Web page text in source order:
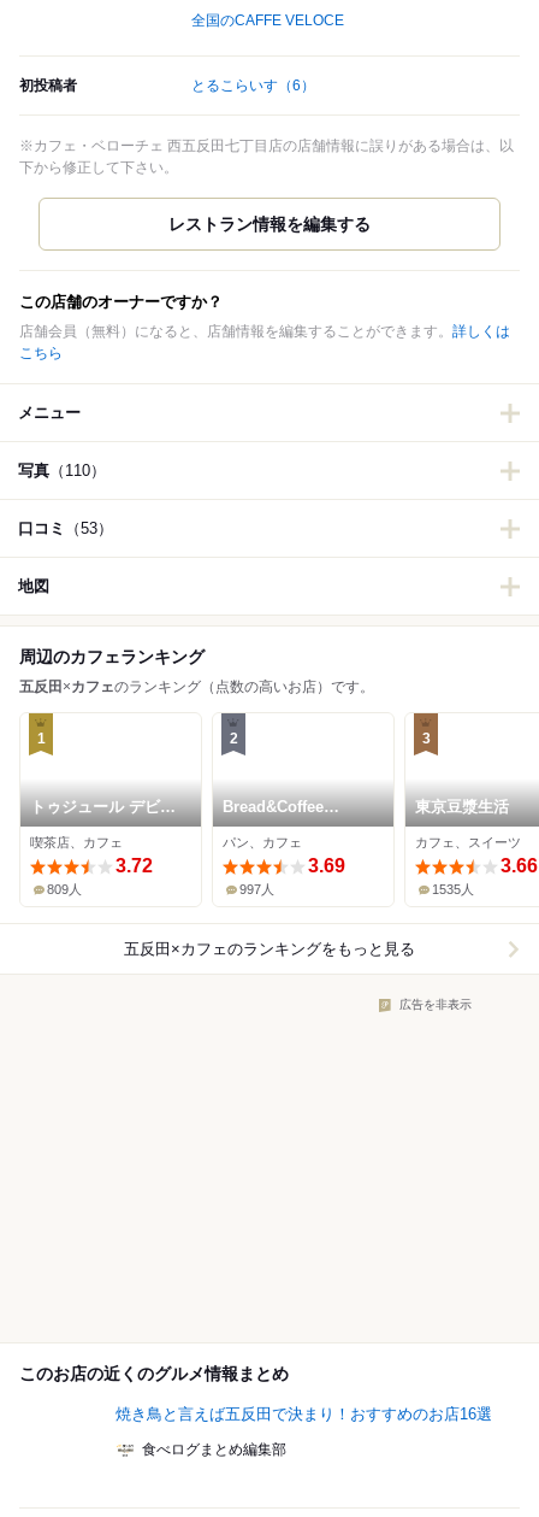
全国のCAFFE VELOCE
初投稿者 とるこらいす （6）
※カフェ・ベローチェ 西五反田七丁目店の店舗情報に誤りがある場合は、以
下から修正して下さい。
この店舗のオーナーですか？
店舗会員（無料）になると、店舗情報を編集することができます。 詳しくは
こちら
メニュー
写真 （110）
口コミ （53）
地図
周辺のカフェランキング
五反田 ×カフェのランキング（点数の高いお店）です。
1
トゥジュール デビュ
テ
喫茶店、カフェ
3.72
809人
2
Bread&Coffee
IKEDAYAMA 本店
パン、カフェ
3.69
997人
3
東京豆漿生活
カフェ、スイーツ
3.66
1535人
五反田×カフェのランキングをもっと見る
広告を非表示
このお店の近くのグルメ情報まとめ
焼き鳥と言えば五反田で決まり！おすすめのお店16選
食べログまとめ編集部